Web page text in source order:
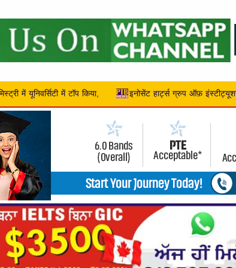
ऑफ़ इंस्टीट्यूशन्स द्वारा 'प्रतिभा मंच' टैलेंट हंट – 2026 का सफल आयोजन,